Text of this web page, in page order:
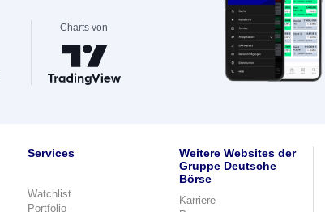
Charts von
Services
Watchlist
Portfolio
Weitere Websites der
Gruppe Deutsche
Börse
Karriere